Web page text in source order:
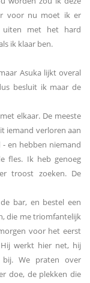
voor nu moet ik er
uiten met het hard
ik klaar ben.
Asuka lijkt overal
besluit ik maar de
elkaar. De meeste
iemand verloren aan
- en hebben niemand
fles. Ik heb genoeg
troost zoeken. De
bar, en bestel een
die me triomfantelijk
voor het eerst
werkt hier net, hij
We praten over
doe, de plekken die